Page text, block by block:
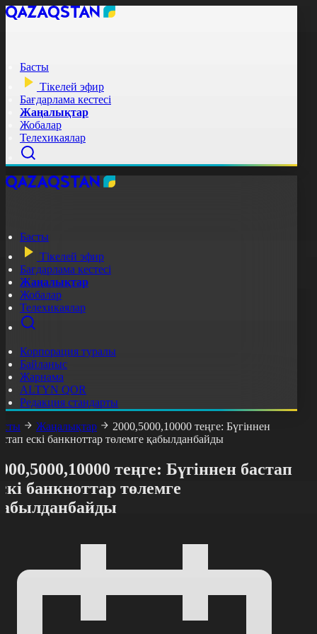
Басты
Тікелей эфир
Бағдарлама кестесі
Жаңалықтар
Жобалар
Телехикаялар
Басты
Тікелей эфир
Бағдарлама кестесі
Жаңалықтар
Жобалар
Телехикаялар
Корпорация туралы
Байланыс
Жарнама
ALTYN QOR
Редакция стандарты
Жаңалықтар
2000,5000,10000 теңге: Бүгіннен
ескі банкноттар төлемге қабылданбайды
теңге: Бүгіннен бастап
банкноттар төлемге